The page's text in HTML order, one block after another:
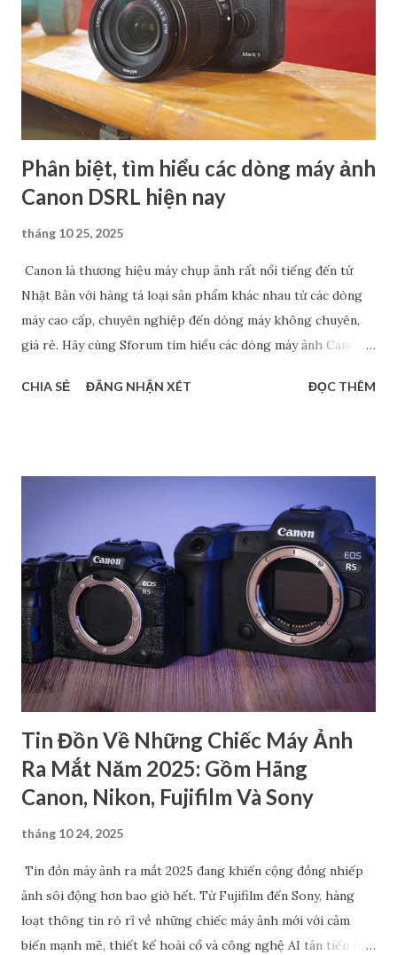
Phân biệt, tìm hiểu các dòng máy ảnh
Canon DSRL hiện nay
tháng 10 25, 2025
Canon là thương hiệu máy chụp ảnh rất nổi tiếng đến từ
Nhật Bản với hàng tá loại sản phẩm khác nhau từ các dòng
máy cao cấp, chuyên nghiệp đến dòng máy không chuyên,
giá rẻ. Hãy cùng Sforum tìm hiểu các dòng máy ảnh Canon
Crop. Chắc chắn rằng, các thông tin này sẽ giúp bạn tìm ra
đặc điểm riêng để phục vụ cho các đối tượng người dùng
khác nhau. Dòng 1 số - Dòng cao cấp dành cho chuyên
nghiệp Đây là loại cao cấp nhất trong các dòng máy ảnh
Canon, chủ yếu dành cho các nhiếp ảnh gia chuyên nghiệp.
Hầu hết các sản phẩm thuộc dòng này đều có thiết kế chắc
chắn, kháng bụi, kháng nước,… nên có độ bền cao. Bên cạnh
đó, máy còn cho ra chất lượng hình ảnh rất cao với cảm biến
full-frame hoặc APS-C ca...
CHIA SẺ ĐĂNG NHẬN XÉT ĐỌC THÊM
Tin Đồn Về Những Chiếc Máy Ảnh
Ra Mắt Năm 2025: Gồm Hãng
Canon, Nikon, Fujifilm Và Sony
tháng 10 24, 2025
Tin đồn máy ảnh ra mắt 2025 đang khiến cộng đồng nhiếp
ảnh sôi động hơn bao giờ hết. Từ Fujifilm đến Sony, hàng
loạt thông tin rò rỉ về những chiếc máy ảnh mới với cảm
biến mạnh mẽ, thiết kế hoài cổ và công nghệ AI tân tiến liên